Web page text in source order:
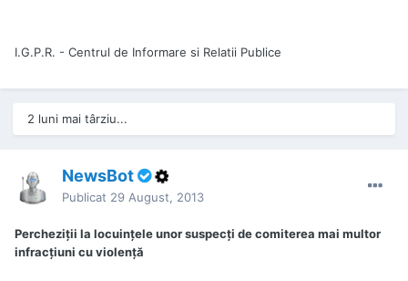
I.G.P.R. - Centrul de Informare si Relatii Publice
2 luni mai târziu...
NewsBot
Publicat 29 August, 2013
Percheziţii la locuinţele unor suspecţi de comiterea mai multor
infracţiuni cu violenţă